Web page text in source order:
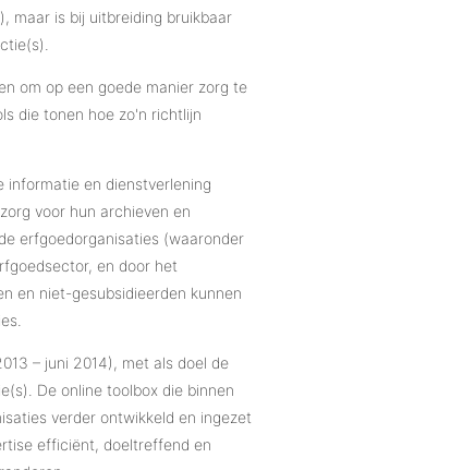
maar is bij uitbreiding bruikbaar
om op een goede manier zorg te
die tonen hoe zo'n richtlijn
informatie en dienstverlening
voor hun archieven en
erfgoedorganisaties (waaronder
en door het
en niet-gesubsidieerden kunnen
– juni 2014), met als doel de
De online toolbox die binnen
verder ontwikkeld​ en ingezet
efficiënt, doeltreffend en